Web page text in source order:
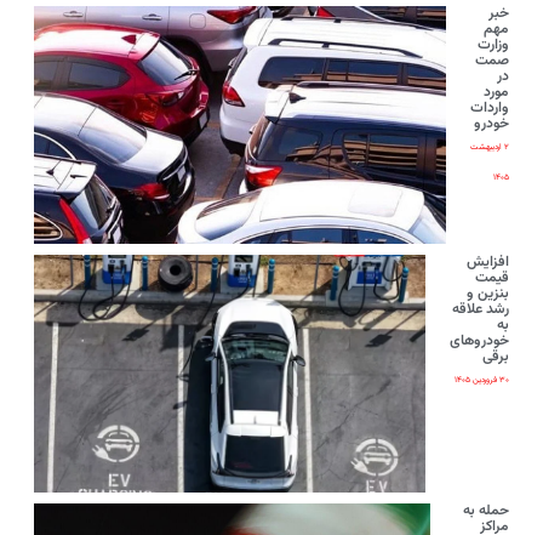
خبر
مهم
وزارت
صمت
در
مورد
واردات
خودرو
۲ اردیبهشت
۱۴۰۵
افزایش
قیمت
بنزین و
رشد علاقه
به
خودروهای
برقی
۳۰ فروردین ۱۴۰۵
حمله به
مراکز